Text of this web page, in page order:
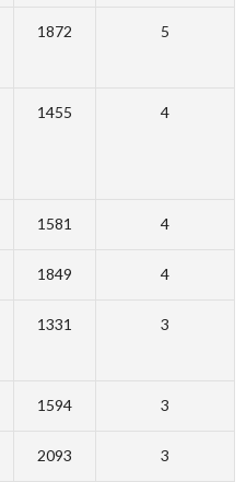
1872 5
1455 4
1581 4
1849 4
1331 3
1594 3
2093 3